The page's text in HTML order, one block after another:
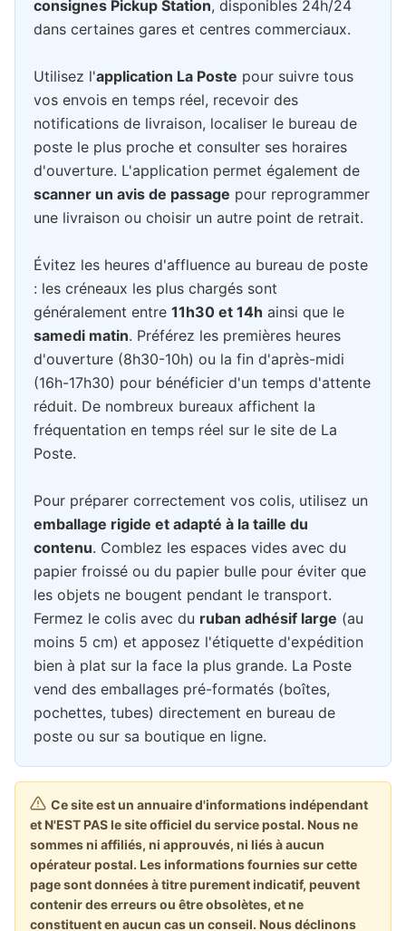
consignes Pickup Station, disponibles 24h/24
dans certaines gares et centres commerciaux.
Utilisez l'application La Poste pour suivre tous
vos envois en temps réel, recevoir des
notifications de livraison, localiser le bureau de
poste le plus proche et consulter ses horaires
d'ouverture. L'application permet également de
scanner un avis de passage pour reprogrammer
une livraison ou choisir un autre point de retrait.
Évitez les heures d'affluence au bureau de poste
: les créneaux les plus chargés sont
généralement entre 11h30 et 14h ainsi que le
samedi matin. Préférez les premières heures
d'ouverture (8h30-10h) ou la fin d'après-midi
(16h-17h30) pour bénéficier d'un temps d'attente
réduit. De nombreux bureaux affichent la
fréquentation en temps réel sur le site de La
Poste.
Pour préparer correctement vos colis, utilisez un
emballage rigide et adapté à la taille du
contenu. Comblez les espaces vides avec du
papier froissé ou du papier bulle pour éviter que
les objets ne bougent pendant le transport.
Fermez le colis avec du ruban adhésif large (au
moins 5 cm) et apposez l'étiquette d'expédition
bien à plat sur la face la plus grande. La Poste
vend des emballages pré-formatés (boîtes,
pochettes, tubes) directement en bureau de
poste ou sur sa boutique en ligne.
Ce site est un annuaire d'informations indépendant
et N'EST PAS le site officiel du service postal. Nous ne
sommes ni affiliés, ni approuvés, ni liés à aucun
opérateur postal. Les informations fournies sur cette
page sont données à titre purement indicatif, peuvent
contenir des erreurs ou être obsolètes, et ne
constituent en aucun cas un conseil. Nous déclinons